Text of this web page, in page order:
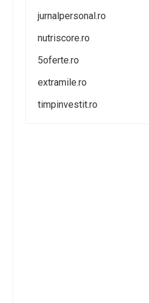
jurnalpersonal.ro
nutriscore.ro
5oferte.ro
extramile.ro
timpinvestit.ro